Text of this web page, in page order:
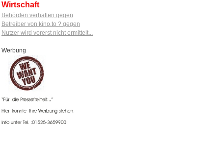
Wirtschaft
Behörden verhaften gegen
Betreiber von kino.to ? gegen
Nutzer wird vorerst nicht ermittelt...
Werbung